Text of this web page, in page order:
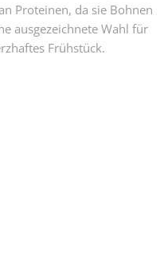
Proteinen, da sie Bohnen
ausgezeichnete Wahl für
Frühstück.